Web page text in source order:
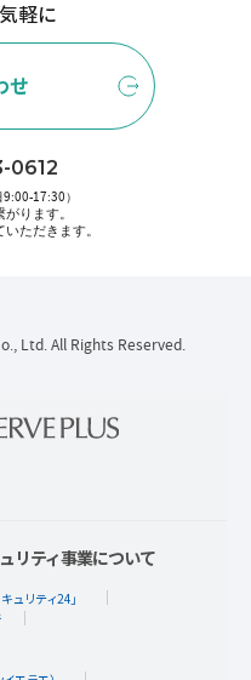
軽に
せ
0612
9:00-17:30）
ります。
ただきます。
Ltd. All Rights Reserved.
リティ事業について
ュリティ24」